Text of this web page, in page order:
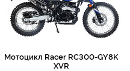
Мотоцикл Racer RC300-GY8K
XVR